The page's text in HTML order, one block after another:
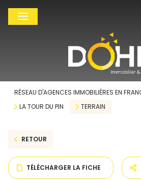
RÉSEAU D'AGENCES IMMOBILIÈRES EN
LA TOUR DU PIN
TERRAIN
RETOUR
TÉLÉCHARGER LA FICHE